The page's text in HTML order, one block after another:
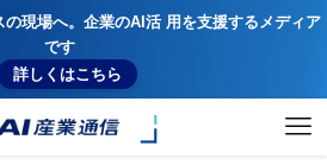
現場へ。企業のAI活 用を支援するメディア
です
詳しくはこちら